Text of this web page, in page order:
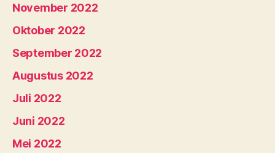
November 2022
Oktober 2022
September 2022
Augustus 2022
Juli 2022
Juni 2022
Mei 2022